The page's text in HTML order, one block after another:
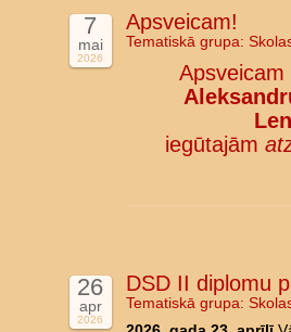
7
mai
2026
Apsveicam!
Tematiskā grupa:
Apsveicam
iegūtajām
26
apr
2026
DSD II diplomu
Tematiskā grupa: